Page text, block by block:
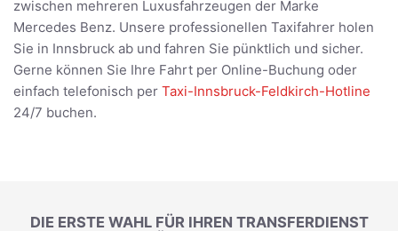
zwischen mehreren Luxusfahrzeugen der Marke
Mercedes Benz. Unsere professionellen Taxifahrer holen
Sie in Innsbruck ab und fahren Sie pünktlich und sicher.
Gerne können Sie Ihre Fahrt per Online-Buchung oder
einfach telefonisch per Taxi-Innsbruck-Feldkirch-Hotline
24/7 buchen.
DIE ERSTE WAHL FÜR IHREN TRANSFERDIENST